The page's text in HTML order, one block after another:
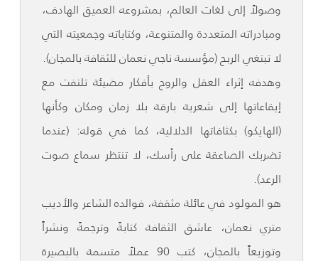
وصولاً إلى لغات العالم، بمشروعه العميق الهادف،
ومبادراته المتعددة والمتنوعة، وكتاباته وجمعيته التي
لا تبتغي الربح (مؤسسة ناجي نعمان للثقافة بالمجان).
وهدفه إثراء العقل والروح بأفكار مضيئة تلتفت مع
إيقاعاتها إلى شعرية بارقة بلا زمان ومكان وكأنها
(الهايكو) بكثافاتها الدلالية، كما في قوله: (عندما
تضربك الصاعقة على رأسك، لا تنتظر سماع صوت
الرعد).
هو المولود في عائلة مثقفة، فوالده الشاعر والأديب
متري نعمان، عاشق الثقافة كتابةً وترجمةً ونشراً
وتوزيعاً بالمجان، كتب 90 عملاً متسمة بالبصيرة